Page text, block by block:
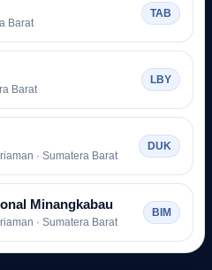
Barat
TAB
Barat
LBY
· Sumatera Barat
DUK
Minangkabau
· Sumatera Barat
BIM